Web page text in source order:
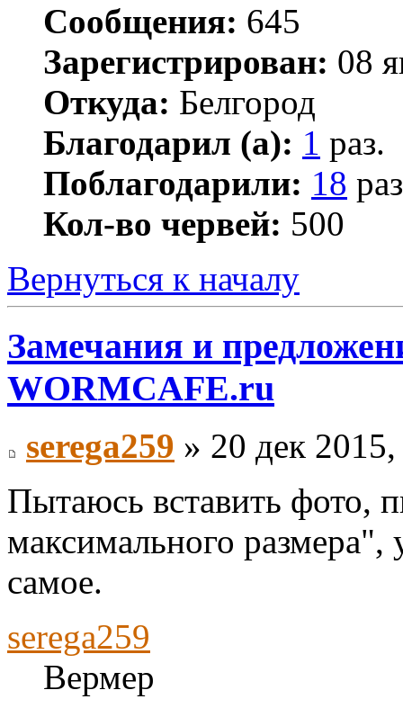
Сообщения: 645
Зарегистрирован: 08
Откуда: Белгород
Благодарил (а): 1 раз.
Поблагодарили: 18
Кол-во червей: 500
Вернуться к началу
Замечания и
WORMCAFE.ru
serega259 » 20 дек
Пытаюсь вставить фото,
максимального
самое.
serega259
Вермер